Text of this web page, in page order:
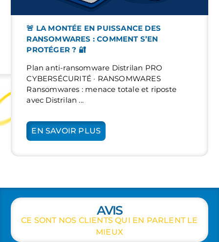
🚨 LA MONTÉE EN PUISSANCE DES
RANSOMWARES : COMMENT S’EN
PROTÉGER ? 🔐
Plan anti-ransomware Distrilan PRO
CYBERSÉCURITÉ · RANSOMWARES
Ransomwares : menace totale et riposte
avec Distrilan ...
EN SAVOIR PLUS
AVIS
CE SONT NOS CLIENTS QUI EN PARLENT LE
MIEUX